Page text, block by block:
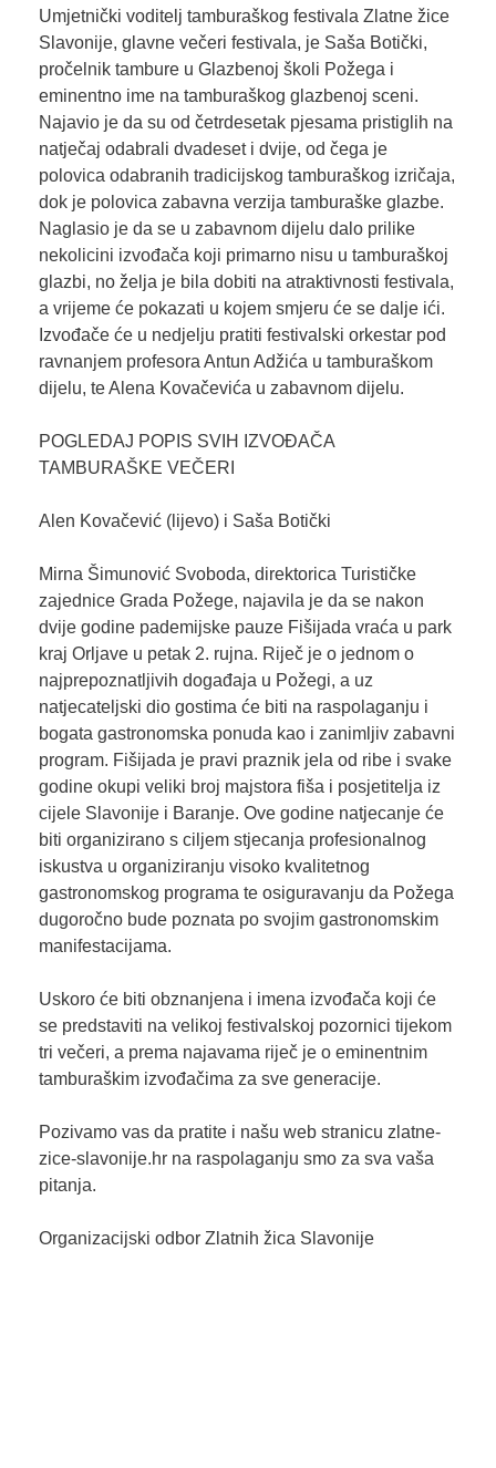
Umjetnički voditelj tamburaškog festivala Zlatne žice
Slavonije, glavne večeri festivala, je Saša Botički,
pročelnik tambure u Glazbenoj školi Požega i
eminentno ime na tamburaškog glazbenoj sceni.
Najavio je da su od četrdesetak pjesama pristiglih na
natječaj odabrali dvadeset i dvije, od čega je
polovica odabranih tradicijskog tamburaškog izričaja,
dok je polovica zabavna verzija tamburaške glazbe.
Naglasio je da se u zabavnom dijelu dalo prilike
nekolicini izvođača koji primarno nisu u tamburaškoj
glazbi, no želja je bila dobiti na atraktivnosti festivala,
a vrijeme će pokazati u kojem smjeru će se dalje ići.
Izvođače će u nedjelju pratiti festivalski orkestar pod
ravnanjem profesora Antun Adžića u tamburaškom
dijelu, te Alena Kovačevića u zabavnom dijelu.
POGLEDAJ POPIS SVIH IZVOĐAČA
TAMBURAŠKE VEČERI
Alen Kovačević (lijevo) i Saša Botički
Mirna Šimunović Svoboda, direktorica Turističke
zajednice Grada Požege, najavila je da se nakon
dvije godine pademijske pauze Fišijada vraća u park
kraj Orljave u petak 2. rujna. Riječ je o jednom o
najprepoznatljivih događaja u Požegi, a uz
natjecateljski dio gostima će biti na raspolaganju i
bogata gastronomska ponuda kao i zanimljiv zabavni
program. Fišijada je pravi praznik jela od ribe i svake
godine okupi veliki broj majstora fiša i posjetitelja iz
cijele Slavonije i Baranje. Ove godine natjecanje će
biti organizirano s ciljem stjecanja profesionalnog
iskustva u organiziranju visoko kvalitetnog
gastronomskog programa te osiguravanju da Požega
dugoročno bude poznata po svojim gastronomskim
manifestacijama.
Uskoro će biti obznanjena i imena izvođača koji će
se predstaviti na velikoj festivalskoj pozornici tijekom
tri večeri, a prema najavama riječ je o eminentnim
tamburaškim izvođačima za sve generacije.
Pozivamo vas da pratite i našu web stranicu zlatne-
zice-slavonije.hr na raspolaganju smo za sva vaša
pitanja.
Organizacijski odbor Zlatnih žica Slavonije